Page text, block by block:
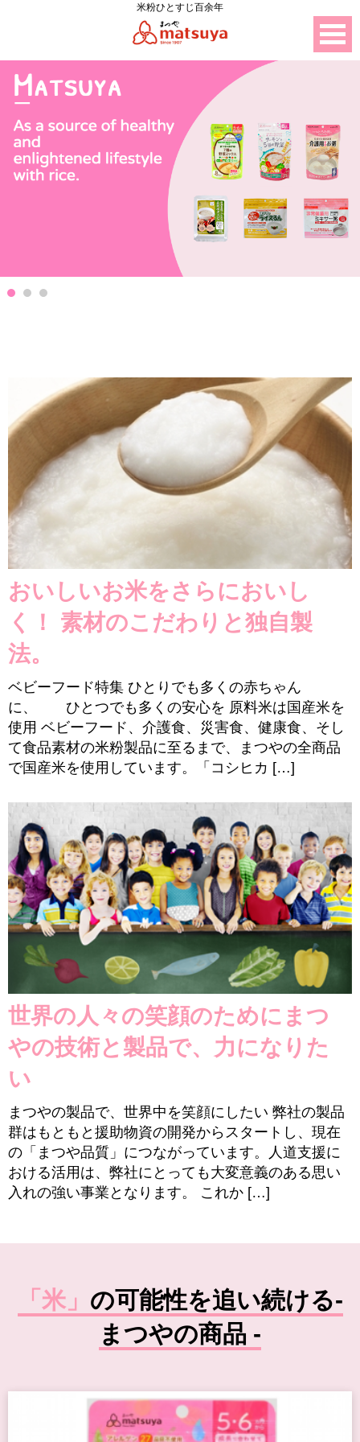
米粉ひとすじ百余年
おいしいお米をさらにおいし
く！ 素材のこだわりと独自製
法。
ベビーフード特集 ひとりでも多くの赤ちゃん
に、 ひとつでも多くの安心を 原料米は国産米を
使用 ベビーフード、介護食、災害食、健康食、そし
て食品素材の米粉製品に至るまで、まつやの全商品
で国産米を使用しています。「コシヒカ […]
世界の人々の笑顔のためにまつ
やの技術と製品で、力になりた
い
まつやの製品で、世界中を笑顔にしたい 弊社の製品
群はもともと援助物資の開発からスタートし、現在
の「まつや品質」につながっています。人道支援に
おける活用は、弊社にとっても大変意義のある思い
入れの強い事業となります。 これか […]
「米」の可能性を追い続ける-
まつやの商品 -